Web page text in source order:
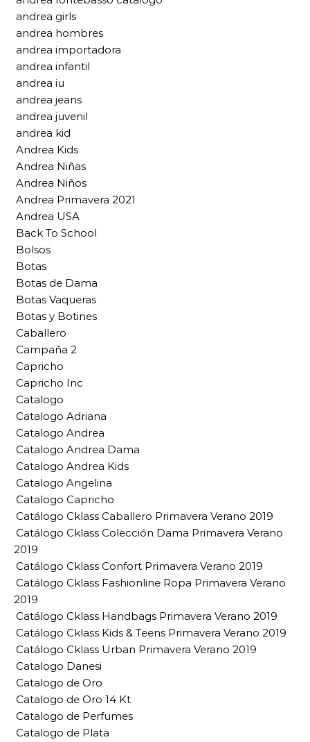
andrea girls
andrea hombres
andrea importadora
andrea infantil
andrea iu
andrea jeans
andrea juvenil
andrea kid
Andrea Kids
Andrea Niñas
Andrea Niños
Andrea Primavera 2021
Andrea USA
Back To School
Bolsos
Botas
Botas de Dama
Botas Vaqueras
Botas y Botines
Caballero
Campaña 2
Capricho
Capricho Inc
Catalogo
Catalogo Adriana
Catalogo Andrea
Catalogo Andrea Dama
Catalogo Andrea Kids
Catalogo Angelina
Catalogo Capricho
Catálogo Cklass Caballero Primavera Verano 2019
Catálogo Cklass Colección Dama Primavera Verano
2019
Catálogo Cklass Confort Primavera Verano 2019
Catálogo Cklass Fashionline Ropa Primavera Verano
2019
Catálogo Cklass Handbags Primavera Verano 2019
Catálogo Cklass Kids & Teens Primavera Verano 2019
Catálogo Cklass Urban Primavera Verano 2019
Catalogo Danesi
Catalogo de Oro
Catalogo de Oro 14 Kt
Catalogo de Perfumes
Catalogo de Plata